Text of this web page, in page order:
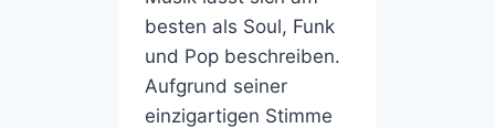
besten als Soul, Funk
und Pop beschreiben.
Aufgrund seiner
einzigartigen Stimme